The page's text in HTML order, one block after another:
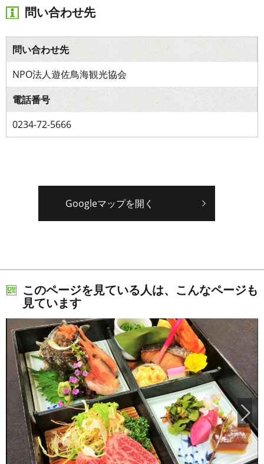
問い合わせ先
問い合わせ先
NPO法人遊佐鳥海観光協会
電話番号
0234-72-5666
Googleマップを開く
このページを見ている人は、こんなページも
見ています